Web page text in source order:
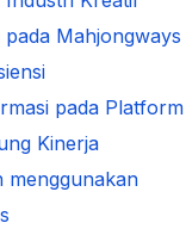
Mahjongways
pada Platform
Kinerja
menggunakan